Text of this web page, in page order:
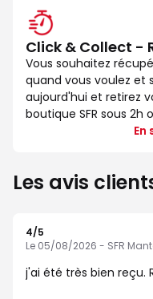
Click & Collect -
Vous souhaitez
quand vous voulez et
aujourd'hui et retirez
boutique SFR sous 2h
En
Les avis
4/5
Le 05/08/2026 - SFR
j'ai été très bien reçu.